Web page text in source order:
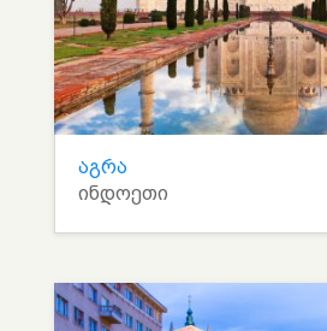
აგრა
ინდოეთი